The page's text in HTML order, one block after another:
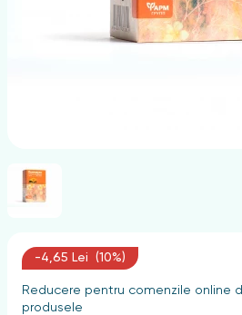
-4,65 Lei (10%)
Reducere pentru comenzile online
produsele